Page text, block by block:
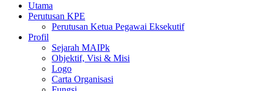
Utama
Perutusan KPE
Perutusan Ketua Pegawai Eksekutif
Profil
Sejarah MAIPk
Objektif, Visi & Misi
Logo
Carta Organisasi